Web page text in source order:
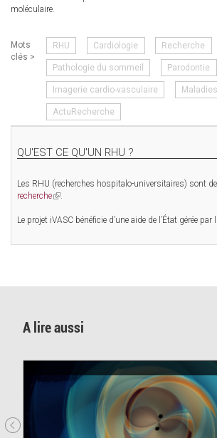
moléculaire.
Mots
clés >
RHU Cardiologie Recherche
Pathologie du sommeil Parodontie
Imagerie cardio-vasculaire
ActuRecherche
QU'EST CE QU'UN RHU ?
Les RHU (recherches hospitalo-universitaires) sont
recherche(link
external)
.
Le projet iVASC bénéficie d’une aide de l’État gérée
A lire aussi